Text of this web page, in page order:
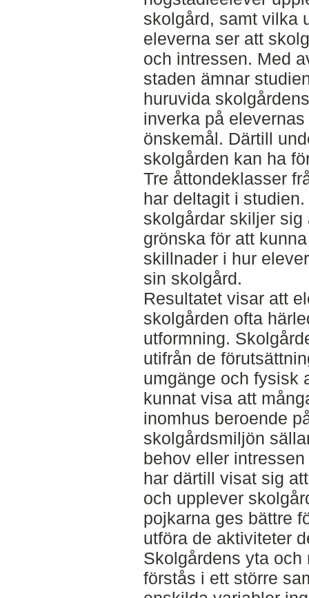
skolgård, samt vilka
eleverna ser att
och intressen. Med
staden ämnar
huruvida
inverka på
önskemål. Därtill
skolgården kan ha
Tre åttondeklasser
har deltagit i
skolgårdar skiljer
grönska för att
skillnader i hur
sin skolgård.
Resultatet visar att
skolgården ofta
utformning.
utifrån de
umgänge och fysisk
kunnat visa att
inomhus beroende
skolgårdsmiljön
behov eller
har därtill visat sig
och upplever
pojkarna ges bättre
utföra de aktiviteter
Skolgårdens yta och
förstås i ett större